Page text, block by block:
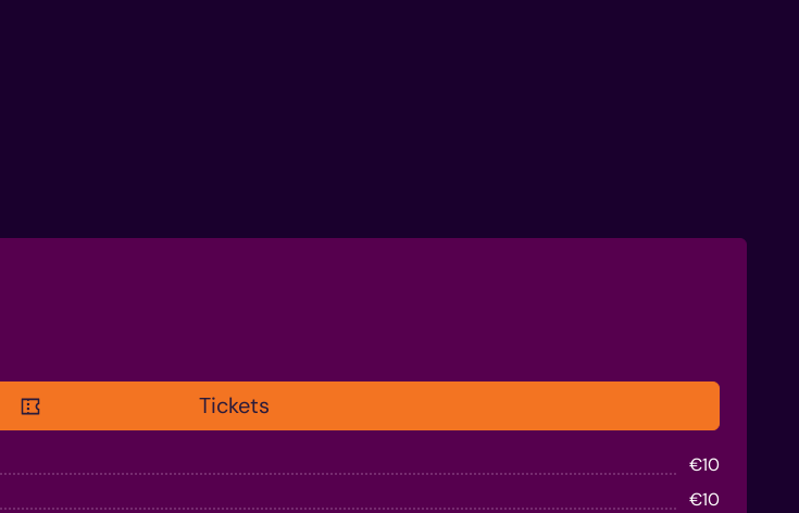
Tickets
€10
€10